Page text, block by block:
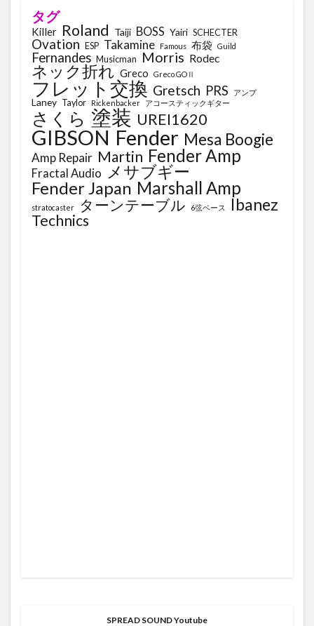
タグ
Killer Roland Taiji BOSS Yairi SCHECTER
Ovation ESP Takamine Famous 布袋 Guild
Fernandes Musicman Morris Rodec
ネック折れ Greco Greco GOⅡ
フレット交換 Gretsch PRS アンプ
Laney Taylor Rickenbacker アコースティックギター
さくら 塗装 UREI1620
GIBSON Fender Mesa Boogie
Amp Repair Martin Fender Amp
Fractal Audio メサブギー
Fender Japan Marshall Amp
stratocaster ターンテーブル 6弦ベース Ibanez
Technics
SPREAD SOUND Youtube